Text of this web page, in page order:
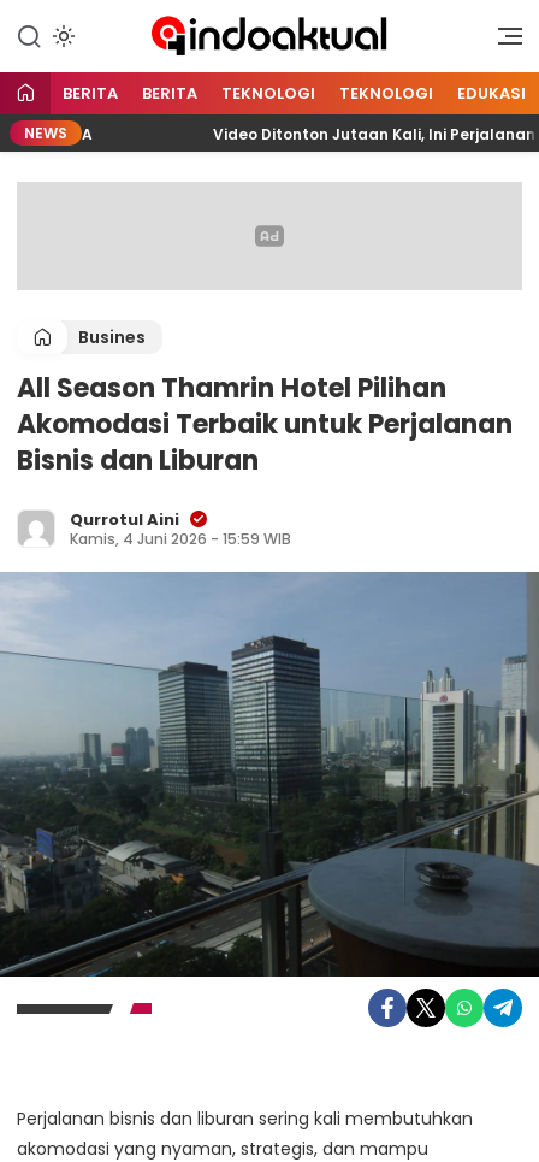
Indoaktual
Indonesia Aktual
BERITA BERITA TEKNOLOGI TEKNOLOGI EDUKASI
NEWS Video Ditonton Jutaan Kali, Ini Perjalanan Fariz
Busines
All Season Thamrin Hotel Pilihan
Akomodasi Terbaik untuk Perjalanan
Bisnis dan Liburan
Qurrotul Aini
Kamis, 4 Juni 2026 - 15:59 WIB
Perjalanan bisnis dan liburan sering kali membutuhkan
akomodasi yang nyaman, strategis, dan mampu